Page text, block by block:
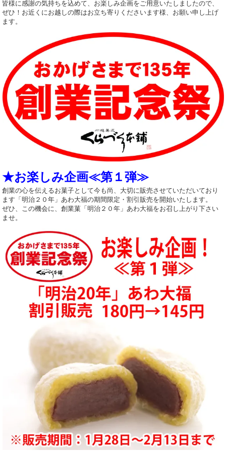
皆様に感謝の気持ちを込めて、お楽しみ企画をご用意いたしましたので、
ぜひ！お近くにお越しの際はお立ち寄りくださいます様、お願い申し上げ
ます。
★お楽しみ企画≪第１弾≫
創業の心を伝えるお菓子として今も尚、大切に販売させていただいており
ます「明治２０年」あわ大福の期間限定・割引販売を開始いたします。
ぜひ、この機会に、創業菓「明治２０年」あわ大福をお召し上がり下さい
ませ。